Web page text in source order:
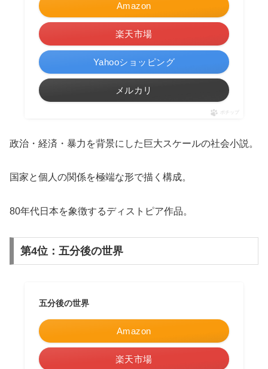
Amazon
楽天市場
Yahooショッピング
メルカリ
ポチップ
政治・経済・暴力を背景にした巨大スケールの社会小説。
国家と個人の関係を極端な形で描く構成。
80年代日本を象徴するディストピア作品。
第4位：五分後の世界
五分後の世界
Amazon
楽天市場